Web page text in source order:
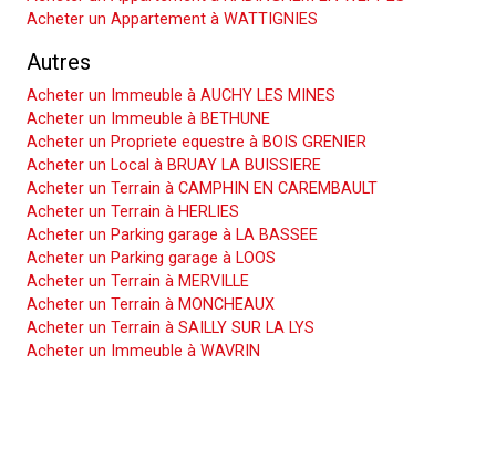
Acheter un Appartement à WATTIGNIES
Autres
Acheter un Immeuble à AUCHY LES MINES
Acheter un Immeuble à BETHUNE
Acheter un Propriete equestre à BOIS GRENIER
Acheter un Local à BRUAY LA BUISSIERE
Acheter un Terrain à CAMPHIN EN CAREMBAULT
Acheter un Terrain à HERLIES
Acheter un Parking garage à LA BASSEE
Acheter un Parking garage à LOOS
Acheter un Terrain à MERVILLE
Acheter un Terrain à MONCHEAUX
Acheter un Terrain à SAILLY SUR LA LYS
Acheter un Immeuble à WAVRIN